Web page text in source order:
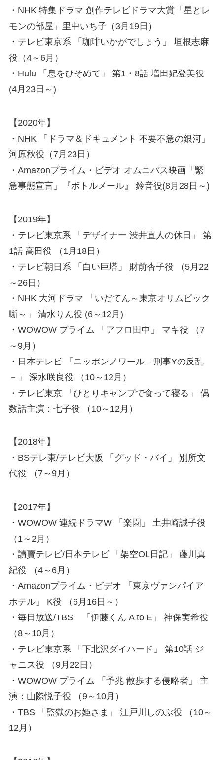
・NHK 特集ドラマ 創作テレビドラマ大賞「星とレ
モンの部屋」里中いち子（3月19日）
・テレビ東京系 「珈琲いかがでしょう」 垣根志麻
役（4～6月）
・Hulu 「息をひそめて」 第1・8話 増田妃登美役
(4月23日～)
【2020年】
・NHK 「ドラマ＆ドキュメント 不要不急の銀河」
河原秋役（7月23日）
・Amazonプライム・ビデオ オムニバス映画「緊
急事態宣言」『ボトルメール』 鈴音役(8月28日～)
【2019年】
・テレビ東京系 「デザイナー 渋井直人の休日」 第
1話 高田役 （1月18日）
・テレビ朝日系 「白い巨塔」 財前杏子役 （5月22
～26日）
・NHK 大河ドラマ 「いだてん～東京オリムピック
噺～」 清水りん役 (6～12月)
・WOWOW プライム 「アフロ田中」 マキ役 （7
～9月）
・日本テレビ 「ニッポンノワール－刑事Yの反乱
－」 深水咲良役 （10～12月）
・テレビ東京 「ひとりキャンプで食って寝る」 偶
数話主演：七子役 （10～12月）
【2018年】
・BSテレ東/テレビ大阪 「グッド・バイ」 別所文
代役 （7～9月）
【2017年】
・WOWOW 連続ドラマW 「楽園」 土井崎誠子役
（1～2月）
・讀賣テレビ/日本テレビ 「架空OL日記」 藤川真
紀役 （4～6月）
・Amazonプライム・ビデオ 「東京ヴァンパイア
ホテル」 K役 （6月16日～）
・毎日放送/TBS 「伊藤くん A to E」 神保実希役
（8～10月）
・テレビ東京系 「下北沢ダイハード」 第10話 ジ
ャニス役 （9月22日）
・WOWOW プライム 「予兆 散歩する侵略者」 主
演：山際悦子役 （9～10月）
・TBS 「監獄のお姫さま」 江戸川しのぶ役 （10～
12月）